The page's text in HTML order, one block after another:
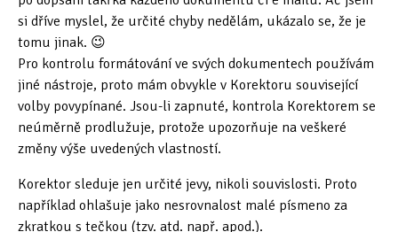
si dříve myslel, že určité chyby nedělám, ukázalo se, že je
tomu jinak. 😉
Pro kontrolu formátování ve svých dokumentech používám
jiné nástroje, proto mám obvykle v Korektoru související
volby povypínané. Jsou-li zapnuté, kontrola Korektorem se
neúměrně prodlužuje, protože upozorňuje na veškeré
změny výše uvedených vlastností.
Korektor sleduje jen určité jevy, nikoli souvislosti. Proto
například ohlašuje jako nesrovnalost malé písmeno za
zkratkou s tečkou (tzv. atd. např. apod.).